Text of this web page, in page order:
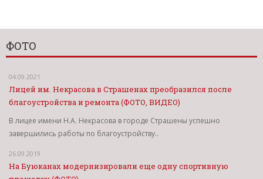
ФОТО
04.09.2021
Лицей им. Некрасова в Страшенах преобразился после
благоустройства и ремонта (ФОТО, ВИДЕО)
В лицее имени Н.А. Некрасова в городе Страшены успешно
завершились работы по благоустройству..
26.09.2019
На Буюканах модернизировали еще одну спортивную